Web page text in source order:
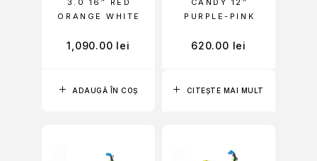
ADAUGĂ ÎN COȘ
ORANGE WHITE
1,090.00 lei
CITEȘTE MAI MULT
PURPLE-PINK
620.00 lei